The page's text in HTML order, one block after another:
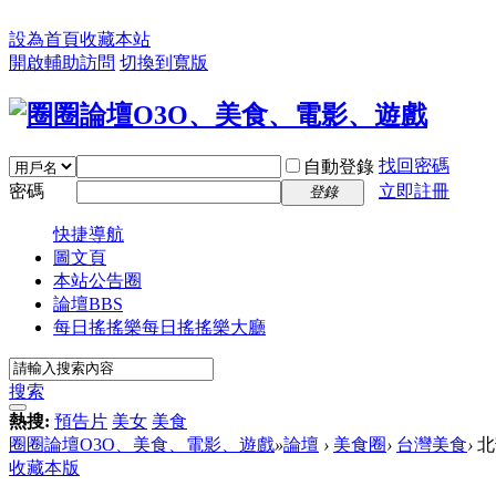
設為首頁收藏本站
開啟輔助訪問 切換到寬版
自動登錄 找回密碼
密碼
登錄 立即註冊
快捷導航
圖文頁
本站公告圈
論壇BBS
每日搖搖樂每日搖搖樂大廳
搜索
熱搜: 預告片 美女 美食
圈圈論壇O3O、美食、電影、遊戲»論壇 › 美食圈› 台灣美食›
收藏本版